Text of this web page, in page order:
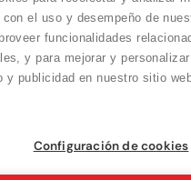
con el uso y desempeño de
funcionalidades
y para mejorar y
y publicidad en nuestro sitio
Configuración de cookies
Protección de Datos
Blog EN
Blog FR
Vuelvo en un momento.
horario de atención al